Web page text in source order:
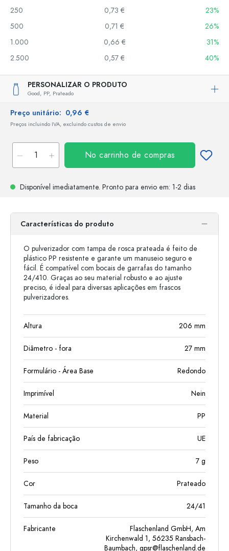
250
0,73 €
23%
500
0,71 €
26%
1.000
0,66 €
31%
2.500
0,57 € 40%
PERSONALIZAR O PRODUTO
Good, PP, Prateado
Preço unitário: 0,96 €
Preços incluindo IVA, excluindo custos de envio
No carrinho de compras
Disponível imediatamente. Pronto para envio em: 1-2 dias
Características do produto
O pulverizador com tampa de rosca prateada é feito de
plástico PP resistente e garante um manuseio seguro e
fácil. É compatível com bocais de garrafas do tamanho
24/410. Graças ao seu material robusto e ao ajuste
preciso, é ideal para diversas aplicações em frascos
pulverizadores.
Altura 206 mm
Diâmetro - fora 27 mm
Formulário - Área Base Redondo
Imprimível Nein
Material PP
País de fabricação UE
Peso 7 g
Cor Prateado
Tamanho da boca 24/41
Fabricante
Flaschenland GmbH, Am
Kirchenwald 1, 56235 Ransbach-
Baumbach, gpsr@flaschenland.de